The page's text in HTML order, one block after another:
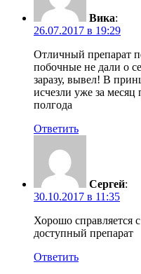
Вика:
26.07.2017 в 19:29
Отличный препарат
побочные не дали о
заразу, вывел! В
исчезли уже за
полгода
Ответить
Сергей:
30.10.2017 в 11:35
Хорошо справляется
доступный препарат
Ответить